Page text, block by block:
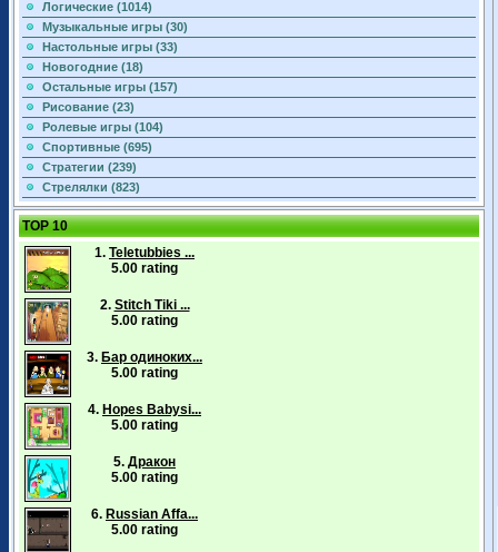
Логические (1014)
Музыкальные игры (30)
Настольные игры (33)
Новогодние (18)
Остальные игры (157)
Рисование (23)
Ролевые игры (104)
Спортивные (695)
Стратегии (239)
Стрелялки (823)
TOP 10
1. Teletubbies ...
5.00 rating
2. Stitch Tiki ...
5.00 rating
3. Бар одиноких...
5.00 rating
4. Hopes Babysi...
5.00 rating
5. Дракон
5.00 rating
6. Russian Affa...
5.00 rating